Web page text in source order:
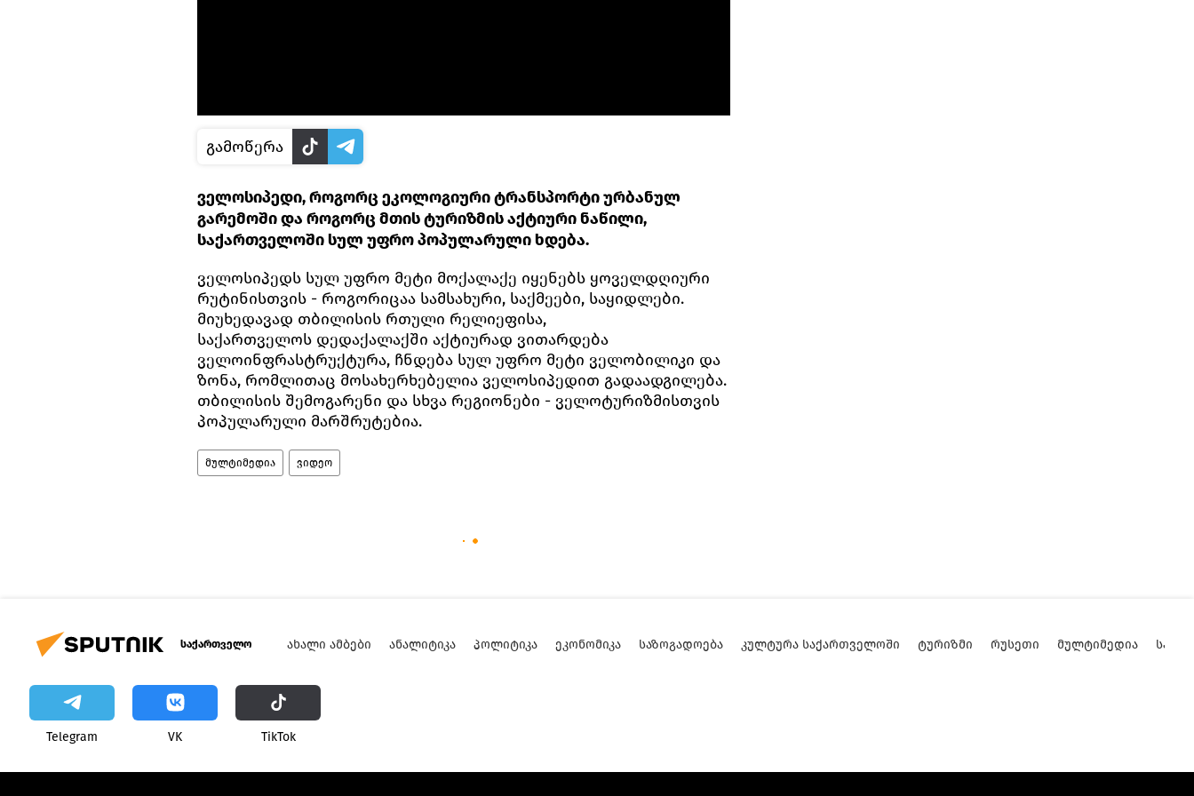
გამოწერა
ველოსიპედი, როგორც ეკოლოგიური ტრანსპორტი ურბანულ
გარემოში და როგორც მთის ტურიზმის აქტიური ნაწილი,
საქართველოში სულ უფრო პოპულარული ხდება.
ველოსიპედს სულ უფრო მეტი მოქალაქე იყენებს ყოველდღიური
რუტინისთვის - როგორიცაა სამსახური, საქმეები, საყიდლები.
მიუხედავად თბილისის რთული რელიეფისა,
საქართველოს დედაქალაქში აქტიურად ვითარდება
ველოინფრასტრუქტურა, ჩნდება სულ უფრო მეტი ველობილიკი და
ზონა, რომლითაც მოსახერხებელია ველოსიპედით გადაადგილება.
თბილისის შემოგარენი და სხვა რეგიონები - ველოტურიზმისთვის
პოპულარული მარშრუტებია.
მულტიმედია ვიდეო
საქართველო ᲐᲮᲐᲚᲘ ᲐᲛᲑᲔᲑᲘ ᲐᲜᲐᲚᲘᲢᲘᲙᲐ ᲞᲝᲚᲘᲢᲘᲙᲐ ᲔᲙᲝᲜᲝᲛᲘᲙᲐ ᲡᲐᲖᲝᲒᲐᲓᲝᲔᲑᲐ ᲙᲣᲚᲢᲣᲠᲐ ᲡᲐᲥᲐᲠᲗᲕᲔᲚᲝᲨᲘ ᲢᲣᲠᲘᲖᲛᲘ ᲠᲣᲡᲔᲗᲘ ᲛᲣᲚᲢᲘᲛᲔᲓᲘᲐ
Telegram VK ТikТоk